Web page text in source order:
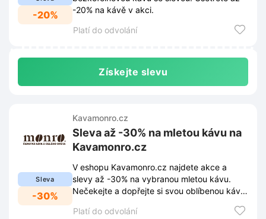
-20%
-20% na kávě v akci.
Platí do odvolání
Získejte slevu
Sleva
-30%
Kavamonro.cz
Sleva až -30% na mletou kávu na
Kavamonro.cz
V eshopu Kavamonro.cz najdete akce a
slevy až -30% na vybranou mletou kávu.
Nečekejte a dopřejte si svou oblíbenou kávu
Platí do odvolání